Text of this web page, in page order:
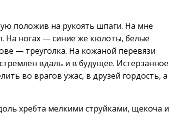
положив на рукоять шпаги. На мне
На ногах — синие же кюлоты, белые
— треуголка. На кожаной перевязи
вдаль и в будущее. Истерзанное
во врагов ужас, в друзей гордость, а
хребта мелкими струйками, щекоча и